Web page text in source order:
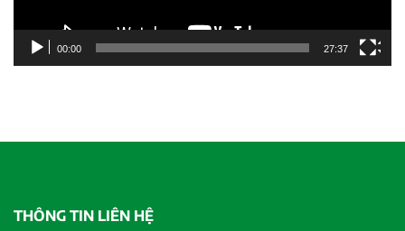
00:00 27:37
THÔNG TIN LIÊN HỆ